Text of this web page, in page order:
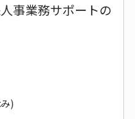
事業務サポートの
)